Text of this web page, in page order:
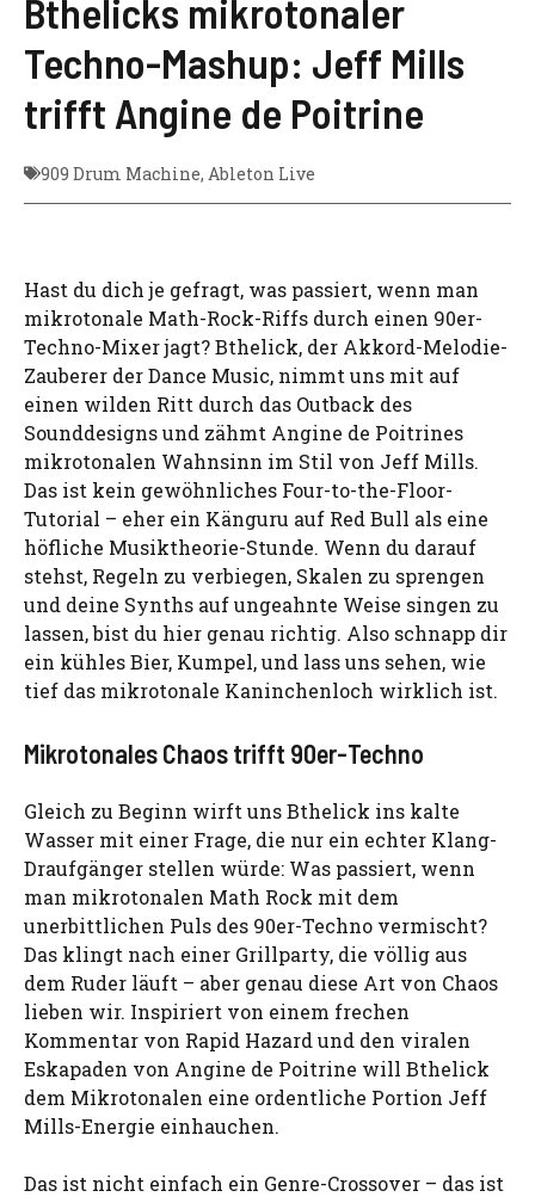
Bthelicks mikrotonaler
Techno-Mashup: Jeff Mills
trifft Angine de Poitrine
909 Drum Machine, Ableton Live
Hast du dich je gefragt, was passiert, wenn man
mikrotonale Math-Rock-Riffs durch einen 90er-
Techno-Mixer jagt? Bthelick, der Akkord-Melodie-
Zauberer der Dance Music, nimmt uns mit auf
einen wilden Ritt durch das Outback des
Sounddesigns und zähmt Angine de Poitrines
mikrotonalen Wahnsinn im Stil von Jeff Mills.
Das ist kein gewöhnliches Four-to-the-Floor-
Tutorial – eher ein Känguru auf Red Bull als eine
höfliche Musiktheorie-Stunde. Wenn du darauf
stehst, Regeln zu verbiegen, Skalen zu sprengen
und deine Synths auf ungeahnte Weise singen zu
lassen, bist du hier genau richtig. Also schnapp dir
ein kühles Bier, Kumpel, und lass uns sehen, wie
tief das mikrotonale Kaninchenloch wirklich ist.
Mikrotonales Chaos trifft 90er-Techno
Gleich zu Beginn wirft uns Bthelick ins kalte
Wasser mit einer Frage, die nur ein echter Klang-
Draufgänger stellen würde: Was passiert, wenn
man mikrotonalen Math Rock mit dem
unerbittlichen Puls des 90er-Techno vermischt?
Das klingt nach einer Grillparty, die völlig aus
dem Ruder läuft – aber genau diese Art von Chaos
lieben wir. Inspiriert von einem frechen
Kommentar von Rapid Hazard und den viralen
Eskapaden von Angine de Poitrine will Bthelick
dem Mikrotonalen eine ordentliche Portion Jeff
Mills-Energie einhauchen.
Das ist nicht einfach ein Genre-Crossover – das ist